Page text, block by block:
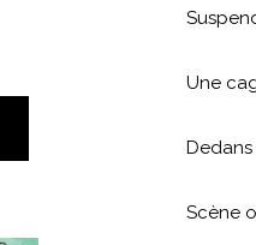
Une
Scène